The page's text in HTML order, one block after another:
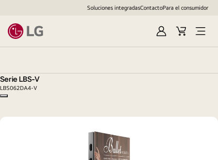
Soluciones integradasContactoPara el consumidor
Iniciar
sesión
Cesta
de
Abrir
menú
Serie LBS-V
LBS062DA4-V
Copy model name